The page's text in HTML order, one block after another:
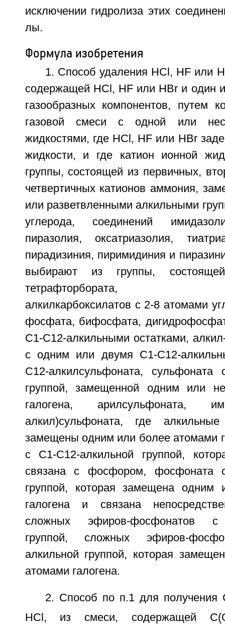
исключении гидролиза этих
лы.
Формула изобретения
1. Способ удаления HCl, HF или
содержащей HCl, HF или HBr и один
газообразных компонентов, путем
газовой смеси с одной или
жидкостями, где HCl, HF или HBr
жидкости, и где катион ионной
группы, состоящей из первичных,
четвертичных катионов аммония,
или разветвленными алкильными
углерода, соединений
пиразолия, оксатриазолия,
пирадизиния, пиримидиния и
выбирают из группы,
тетрафторбората,
алкилкарбоксилатов с 2-8 атомами
фосфата, бифосфата,
С1-С12-алкильными остатками,
с одним или двумя С1-С12-
С12-алкилсульфоната, сульфоната
группой, замещенной одним или
галогена, арилсульфоната,
алкил)сульфоната, где
замещены одним или более атомами
с С1-С12-алкильной группой,
связана с фосфором, фосфоната
группой, которая замещена одним
галогена и связана
сложных эфиров-фосфонатов с
группой, сложных эфиров-
алкильной группой, которая
атомами галогена.
2. Способ по п.1 для получения
HCl, из смеси, содержащей